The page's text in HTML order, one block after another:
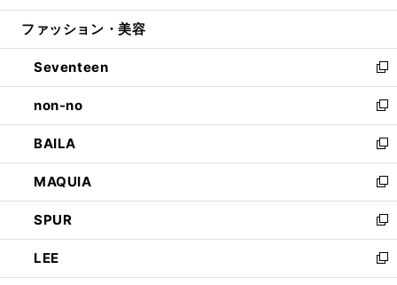
開
ウ
開
く
ン
ウ
で
開
く
ウ
ン
ド
ウ
で
開
く
ファッション・美容
Seventeen
新
し
い
ウ
ィ
ン
ド
ウ
で
開
く
non-no
新
し
い
ウ
ィ
ン
ド
ウ
で
開
BAILA
新
し
い
ウ
ィ
ン
ド
ウ
MAQUIA
新
し
い
ウ
ィ
ン
SPUR
新
し
い
ウ
LEE
新
し